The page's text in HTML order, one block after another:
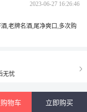
2023-06-27 16:26:46
,老牌名酒,尾净爽口,多次购
无忧
物车 立即购买